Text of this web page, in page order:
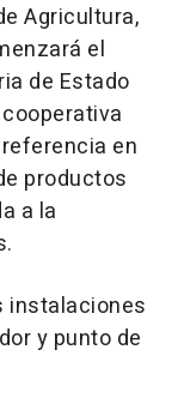
Agricultura,
el
de Estado
en
productos
a la
instalaciones
y punto de